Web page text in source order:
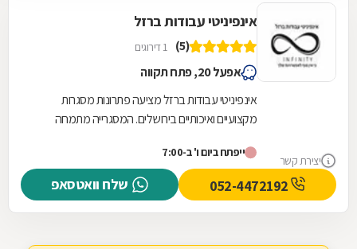
יצירת קשר
אינפיניטי עבודות ברזל
(5) 1 דירוגים
אפעל 20, פתח תקווה
אינפיניטי עבודות ברזל מציעה פתרונות מסגרות
מקצועיים ואיכותיים בירושלים. המסגרייה מתמחה
ייפתח ביום ו' ב-7:00
שלח וואטסאפ